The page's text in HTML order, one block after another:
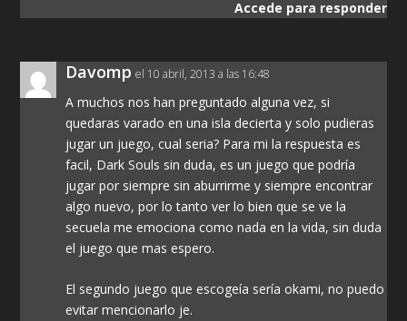
Accede para responder
Davomp el 10 abril, 2013 a las 16:48
A muchos nos han preguntado alguna vez, si
quedaras varado en una isla decierta y solo pudieras
jugar un juego, cual seria? Para mi la respuesta es
facil, Dark Souls sin duda, es un juego que podría
jugar por siempre sin aburrirme y siempre encontrar
algo nuevo, por lo tanto ver lo bien que se ve la
secuela me emociona como nada en la vida, sin duda
el juego que mas espero.
El segundo juego que escogeía sería okami, no puedo
evitar mencionarlo je.